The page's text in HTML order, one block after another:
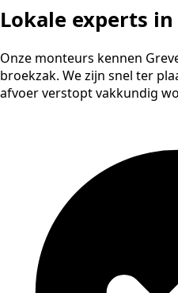
Lokale experts
Onze monteurs kennen
broekzak. We zijn snel ter
afvoer verstopt vakkundig